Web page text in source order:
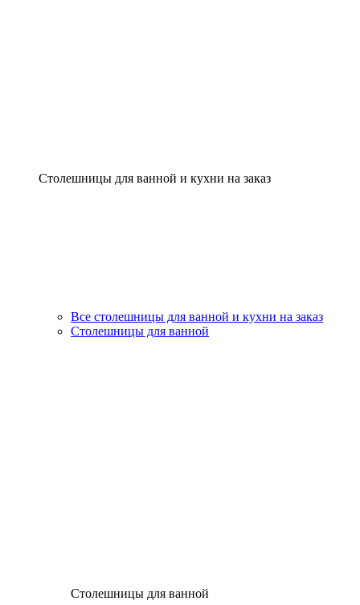
Столешницы для ванной и кухни на заказ
Все столешницы для ванной и кухни на заказ
Столешницы для ванной
Столешницы для ванной